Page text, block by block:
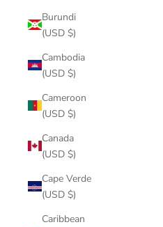
Burundi
(USD $)
Cambodia
(USD $)
Cameroon
(USD $)
Canada
(USD $)
Cape Verde
(USD $)
Caribbean